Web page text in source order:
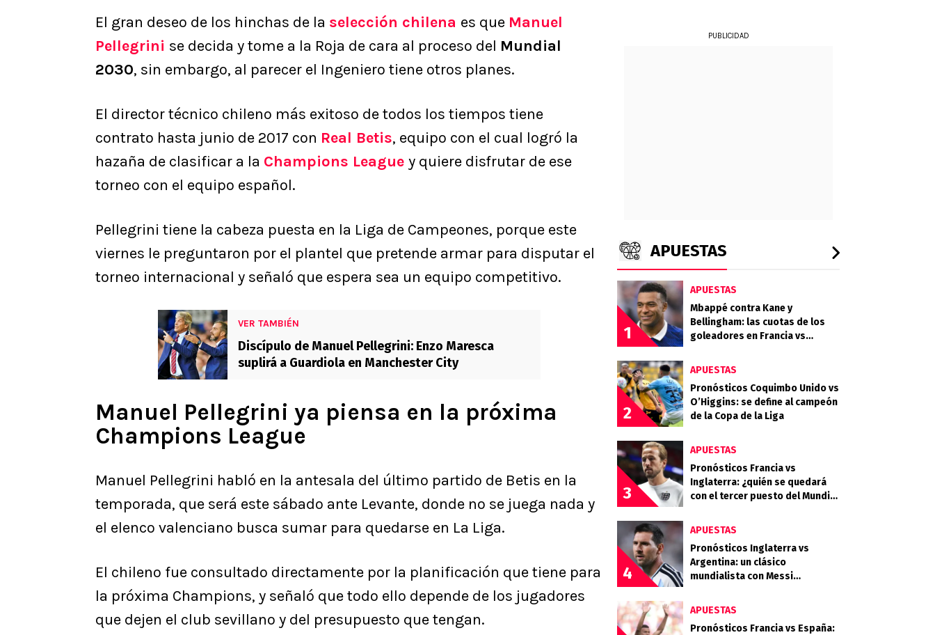
El gran deseo de los hinchas de la selección chilena es que Manuel
Pellegrini se decida y tome a la Roja de cara al proceso del Mundial
2030, sin embargo, al parecer el Ingeniero tiene otros planes.
El director técnico chileno más exitoso de todos los tiempos tiene
contrato hasta junio de 2017 con Real Betis, equipo con el cual logró la
hazaña de clasificar a la Champions League y quiere disfrutar de ese
torneo con el equipo español.
Pellegrini tiene la cabeza puesta en la Liga de Campeones, porque este
viernes le preguntaron por el plantel que pretende armar para disputar el
torneo internacional y señaló que espera sea un equipo competitivo.
VER TAMBIÉN
Discípulo de Manuel Pellegrini: Enzo Maresca
suplirá a Guardiola en Manchester City
Manuel Pellegrini ya piensa en la próxima
Champions League
Manuel Pellegrini habló en la antesala del último partido de Betis en la
temporada, que será este sábado ante Levante, donde no se juega nada y
el elenco valenciano busca sumar para quedarse en La Liga.
El chileno fue consultado directamente por la planificación que tiene para
la próxima Champions, y señaló que todo ello depende de los jugadores
que dejen el club sevillano y del presupuesto que tengan.
PUBLICIDAD
APUESTAS
1
APUESTAS
Mbappé contra Kane y
Bellingham: las cuotas de los
goleadores en Francia vs
2
APUESTAS
Pronósticos Coquimbo Unido vs
O’Higgins: se define al campeón
de la Copa de la Liga
3
APUESTAS
Pronósticos Francia vs
Inglaterra: ¿quién se quedará
con el tercer puesto del Mundial
4
APUESTAS
Pronósticos Inglaterra vs
Argentina: un clásico
mundialista con Messi
APUESTAS
Pronósticos Francia vs España: